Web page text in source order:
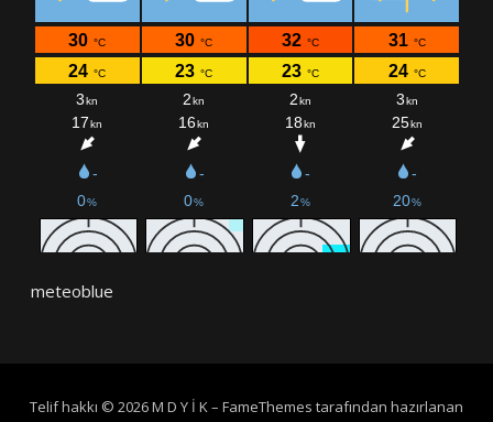
meteoblue
Telif hakkı © 2026 M D Y İ K– FameThemes tarafından hazırlanan